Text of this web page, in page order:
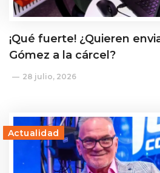
¡Qué fuerte! ¿Quieren
Gómez a la cárcel?
28 julio, 2026
Actualidad